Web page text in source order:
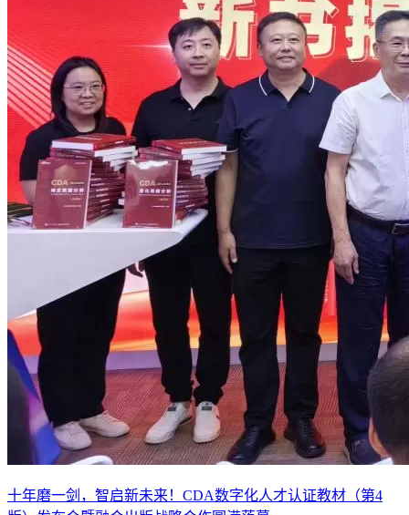
十年磨一剑，智启新未来！CDA数字化人才认证教材（第4